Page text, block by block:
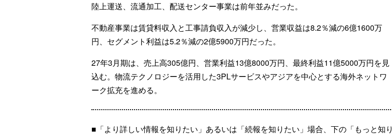
陸上運送、流通加工、配送センター事業は前年並みだった。
不動産事業は賃貸料収入と工事請負収入が減少し、営業収益は8.2％減の6億1600万
円、セグメント利益は5.2％減の2億5900万円だった。
27年3月期は、売上高305億円、営業利益13億8000万円、最終利益11億5000万円を見
込む。物流テクノロジーを活用した3PLサービスやアジアを中心とする海外ネットワ
ーク拡充を進める。
■「より詳しい情報を知りたい」あるいは「続報を知りたい」場合、下の「もっと知り